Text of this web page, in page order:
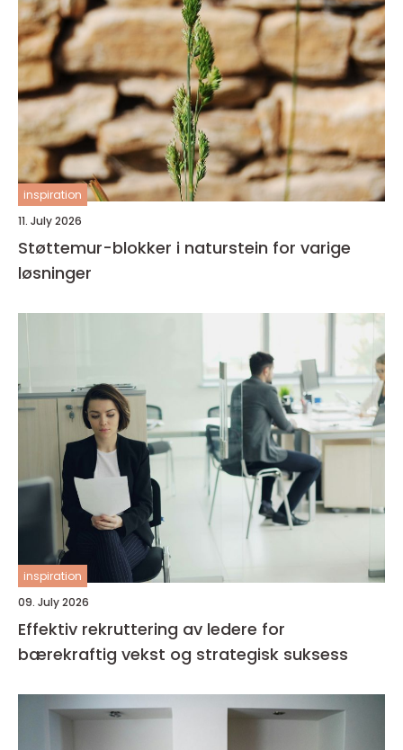
inspiration
11. July 2026
Støttemur-blokker i naturstein for varige
løsninger
inspiration
09. July 2026
Effektiv rekruttering av ledere for
bærekraftig vekst og strategisk suksess